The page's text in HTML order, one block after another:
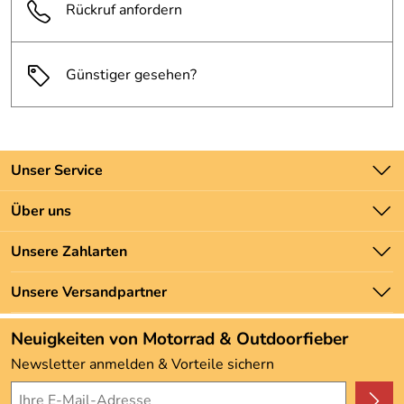
Rückruf anfordern
Günstiger gesehen?
Unser Service
Kontakt
Batteriegesetz
Newsletter
Zahlung und Versand
Über uns
Unsere Bestseller
Marken
Neu
Angebote
Kundenbewertungen (3.492)
4,9/5*****
Unsere Zahlarten
Unsere Versandpartner
Neuigkeiten von Motorrad & Outdoorfieber
Newsletter anmelden & Vorteile sichern